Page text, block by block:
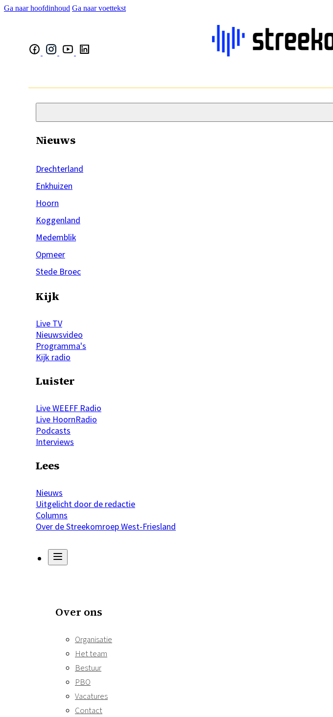
Ga naar hoofdinhoud Ga naar voettekst
Nieuws
Drechterland
Enkhuizen
Hoorn
Koggenland
Medemblik
Opmeer
Stede Broec
Kijk
Live TV
Nieuwsvideo
Programma's
Kijk radio
Luister
Live WEEFF Radio
Live HoornRadio
Podcasts
Interviews
Lees
Nieuws
Uitgelicht door de redactie
Columns
Over de Streekomroep West-Friesland
Over ons
Organisatie
Het team
Bestuur
PBO
Vacatures
Contact